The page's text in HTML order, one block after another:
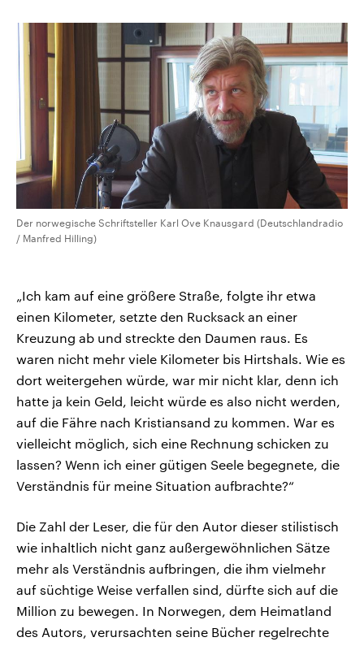
Der norwegische Schriftsteller Karl Ove Knausgard (Deutschlandradio
/ Manfred Hilling)
„Ich kam auf eine größere Straße, folgte ihr etwa
einen Kilometer, setzte den Rucksack an einer
Kreuzung ab und streckte den Daumen raus. Es
waren nicht mehr viele Kilometer bis Hirtshals. Wie es
dort weitergehen würde, war mir nicht klar, denn ich
hatte ja kein Geld, leicht würde es also nicht werden,
auf die Fähre nach Kristiansand zu kommen. War es
vielleicht möglich, sich eine Rechnung schicken zu
lassen? Wenn ich einer gütigen Seele begegnete, die
Verständnis für meine Situation aufbrachte?“
Die Zahl der Leser, die für den Autor dieser stilistisch
wie inhaltlich nicht ganz außergewöhnlichen Sätze
mehr als Verständnis aufbringen, die ihm vielmehr
auf süchtige Weise verfallen sind, dürfte sich auf die
Million zu bewegen. In Norwegen, dem Heimatland
des Autors, verursachten seine Bücher regelrechte